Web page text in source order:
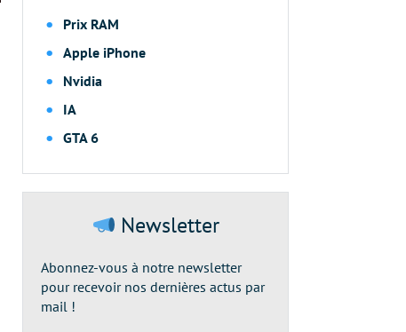
Prix RAM
Apple iPhone
Nvidia
IA
GTA 6
Newsletter
Abonnez-vous à notre newsletter
pour recevoir nos dernières actus par
mail !